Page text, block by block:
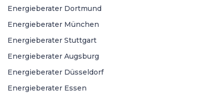
Energieberater Dortmund
Energieberater München
Energieberater Stuttgart
Energieberater Augsburg
Energieberater Düsseldorf
Energieberater Essen